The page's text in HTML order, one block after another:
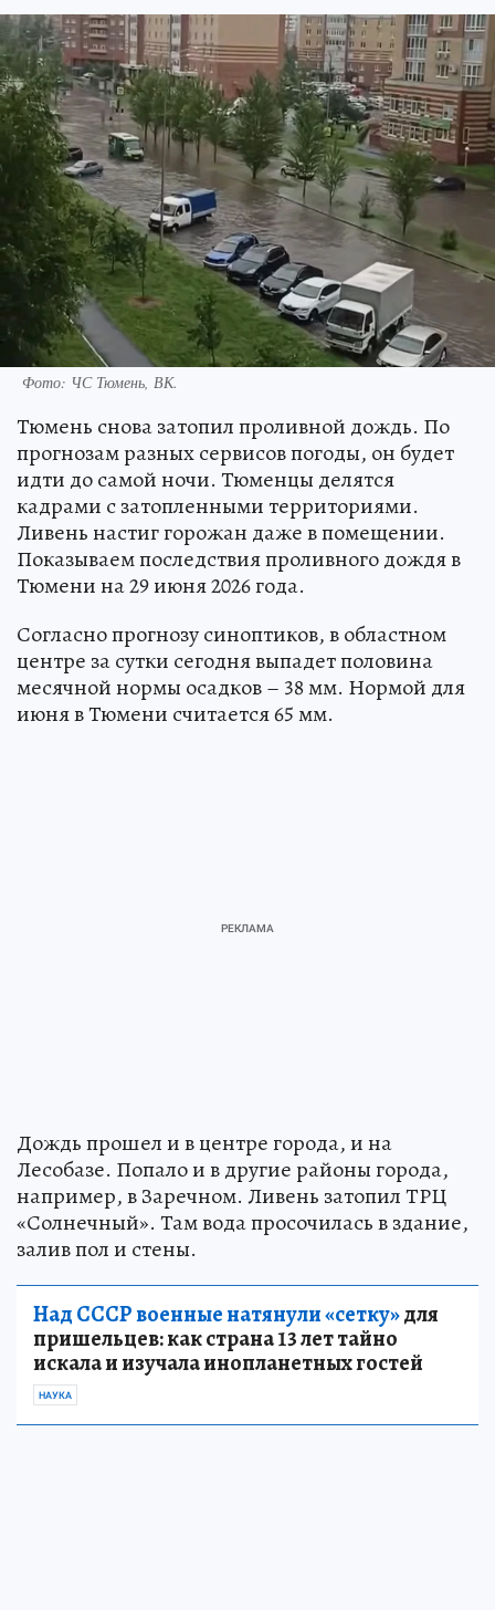
Фото: ЧС Тюмень, ВК.
Тюмень снова затопил проливной дождь. По
прогнозам разных сервисов погоды, он будет
идти до самой ночи. Тюменцы делятся
кадрами с затопленными территориями.
Ливень настиг горожан даже в помещении.
Показываем последствия проливного дождя в
Тюмени на 29 июня 2026 года.
Согласно прогнозу синоптиков, в областном
центре за сутки сегодня выпадет половина
месячной нормы осадков – 38 мм. Нормой для
июня в Тюмени считается 65 мм.
Дождь прошел и в центре города, и на
Лесобазе. Попало и в другие районы города,
например, в Заречном. Ливень затопил ТРЦ
«Солнечный». Там вода просочилась в здание,
залив пол и стены.
Над СССР военные натянули «сетку»для
пришельцев: как страна 13 лет тайно
искала и изучала инопланетных гостей
НАУКА